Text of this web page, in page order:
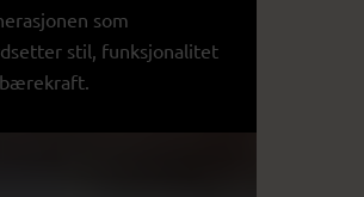
som
stil, funksjonalitet